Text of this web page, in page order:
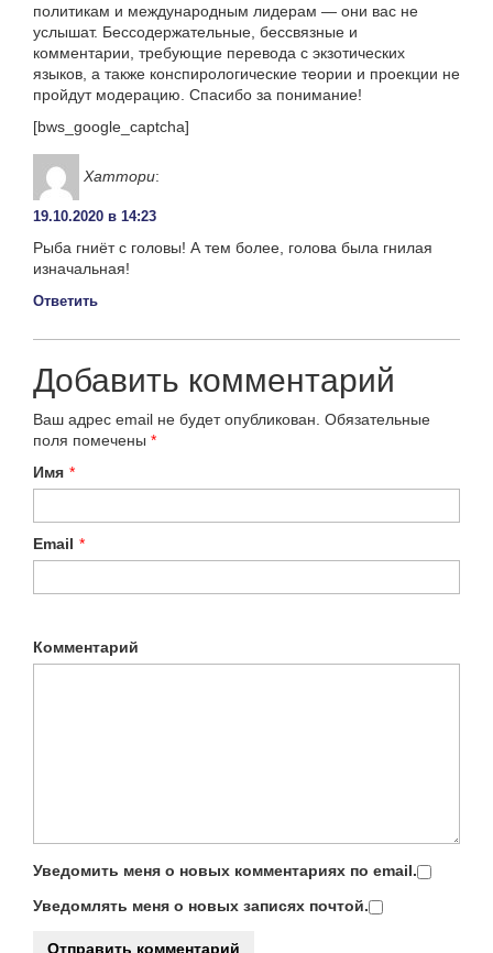
политикам и международным лидерам — они вас не
услышат. Бессодержательные, бессвязные и
комментарии, требующие перевода с экзотических
языков, а также конспирологические теории и проекции не
пройдут модерацию. Спасибо за понимание!
[bws_google_captcha]
Хаттори:
19.10.2020 в 14:23
Рыба гниёт с головы! А тем более, голова была гнилая
изначальная!
Ответить
Добавить комментарий
Ваш адрес email не будет опубликован. Обязательные
поля помечены *
Имя *
Email *
Комментарий
Уведомить меня о новых комментариях по email.
Уведомлять меня о новых записях почтой.